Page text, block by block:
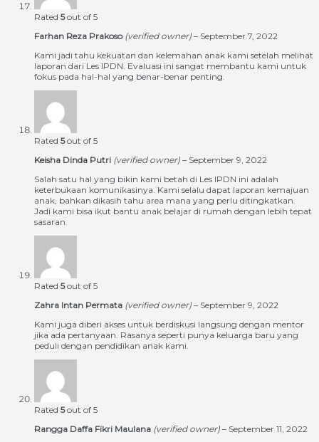
Rated 5out of 5
Farhan Reza Prakoso (verified owner) – September 7, 2022
Kami jadi tahu kekuatan dan kelemahan anak kami setelah melihat
laporan dari Les IPDN. Evaluasi ini sangat membantu kami untuk
fokus pada hal-hal yang benar-benar penting.
Rated 5out of 5
Keisha Dinda Putri (verified owner) – September 9, 2022
Salah satu hal yang bikin kami betah di Les IPDN ini adalah
keterbukaan komunikasinya. Kami selalu dapat laporan kemajuan
anak, bahkan dikasih tahu area mana yang perlu ditingkatkan.
Jadi kami bisa ikut bantu anak belajar di rumah dengan lebih tepat
sasaran.
Rated 5out of 5
Zahra Intan Permata (verified owner) – September 9, 2022
Kami juga diberi akses untuk berdiskusi langsung dengan mentor
jika ada pertanyaan. Rasanya seperti punya keluarga baru yang
peduli dengan pendidikan anak kami.
Rated 5out of 5
Rangga Daffa Fikri Maulana (verified owner) – September 11, 2022